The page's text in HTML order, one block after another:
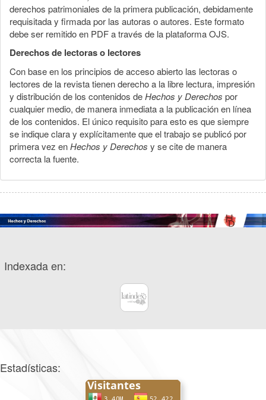
derechos patrimoniales de la primera publicación, debidamente
requisitada y firmada por las autoras o autores. Este formato
debe ser remitido en PDF a través de la plataforma OJS.
Derechos de lectoras o lectores
Con base en los principios de acceso abierto las lectoras o
lectores de la revista tienen derecho a la libre lectura, impresión
y distribución de los contenidos deHechos y Derechos por
cualquier medio, de manera inmediata a la publicación en línea
de los contenidos. El único requisito para esto es que siempre
se indique clara y explícitamente que el trabajo se publicó por
primera vez enHechos y Derechos y se cite de manera
correcta la fuente.
Indexada en:
Estadísticas: